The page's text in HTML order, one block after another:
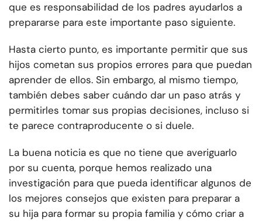
que es responsabilidad de los padres ayudarlos a
prepararse para este importante paso siguiente.
Hasta cierto punto, es importante permitir que sus
hijos cometan sus propios errores para que puedan
aprender de ellos. Sin embargo, al mismo tiempo,
también debes saber cuándo dar un paso atrás y
permitirles tomar sus propias decisiones, incluso si
te parece contraproducente o si duele.
La buena noticia es que no tiene que averiguarlo
por su cuenta, porque hemos realizado una
investigación para que pueda identificar algunos de
los mejores consejos que existen para preparar a
su hija para formar su propia familia y cómo criar a